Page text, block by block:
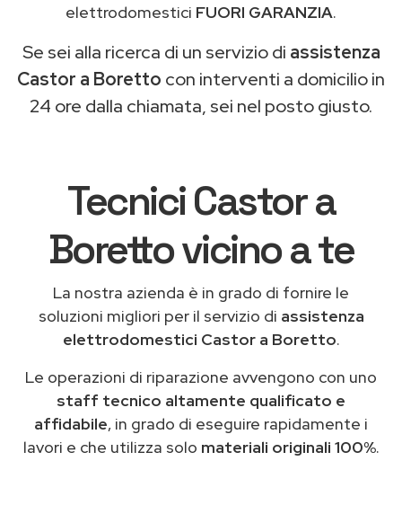
elettrodomestici FUORI GARANZIA.
Se sei alla ricerca di un servizio di assistenza
Castor a Boretto con interventi a domicilio in
24 ore dalla chiamata, sei nel posto giusto.
Tecnici Castor a
Boretto vicino a te
La nostra azienda è in grado di fornire le
soluzioni migliori per il servizio di assistenza
elettrodomestici Castor a Boretto.
Le operazioni di riparazione avvengono con uno
staff tecnico altamente qualificato e
affidabile, in grado di eseguire rapidamente i
lavori e che utilizza solo materiali originali 100%.